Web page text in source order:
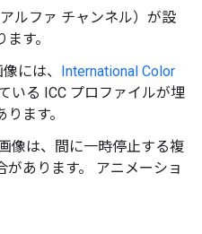
ルファ チャンネル）が設
す。
には、 International Color
いる ICC プロファイルが埋
ます。
像は、間に一時停止する複
あります。 アニメーショ